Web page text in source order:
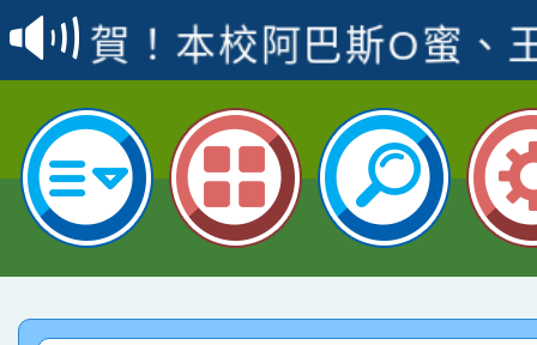
賽 洪綺君教師榮獲社
名
賀！本校阿巴斯O蜜、
倩參加桃園市科展 國
名 指導老師王老師、
賀！本校四年二班張O
園市英語競賽國小朗讀
指導老師林老師
賀！本校參加桃園市中
賽 劉文瑛教師榮獲教
賀！本校參與2026世